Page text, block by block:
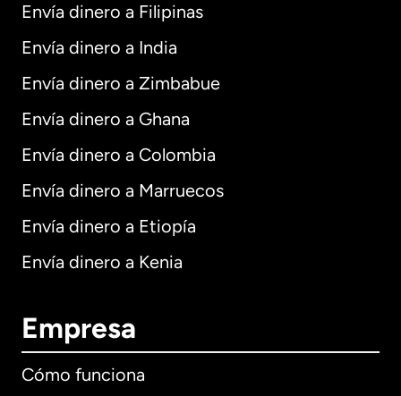
Envía dinero a Filipinas
Envía dinero a India
Envía dinero a Zimbabue
Envía dinero a Ghana
Envía dinero a Colombia
Envía dinero a Marruecos
Envía dinero a Etiopía
Envía dinero a Kenia
Empresa
Cómo funciona